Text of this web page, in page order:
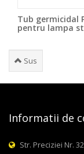
Tub germicidal
pentru lampa
Sus
Informatii de
Str. Preciziei Nr.